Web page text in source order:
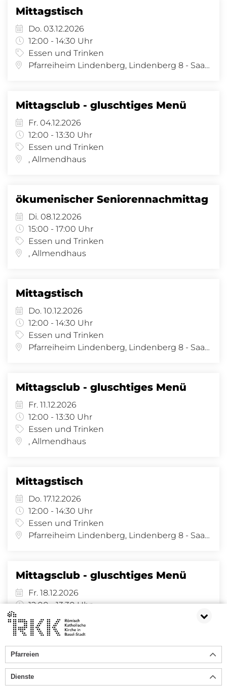
Mittagstisch
Do. 03.12.2026
12:00 - 14:30 Uhr
Essen und Trinken
Pfarreiheim Lindenberg, Lindenberg 8 - Saal, Lindenberg 8, 4058 Basel
Mittagsclub - gluschtiges Menü
Fr. 04.12.2026
12:00 - 13:30 Uhr
Essen und Trinken
, Allmendhaus
ökumenischer Seniorennachmittag
Di. 08.12.2026
15:00 - 17:00 Uhr
Essen und Trinken
, Allmendhaus
Mittagstisch
Do. 10.12.2026
12:00 - 14:30 Uhr
Essen und Trinken
Pfarreiheim Lindenberg, Lindenberg 8 - Saal, Lindenberg 8, 4058 Basel
Mittagsclub - gluschtiges Menü
Fr. 11.12.2026
12:00 - 13:30 Uhr
Essen und Trinken
, Allmendhaus
Mittagstisch
Do. 17.12.2026
12:00 - 14:30 Uhr
Essen und Trinken
Pfarreiheim Lindenberg, Lindenberg 8 - Saal, Lindenberg 8, 4058 Basel
Mittagsclub - gluschtiges Menü
Fr. 18.12.2026
12:00 - 13:30 Uhr
Essen und Trinken
, Allmendhaus
« 1 2 3 4 5 6 »
Pfarreien
Dienste